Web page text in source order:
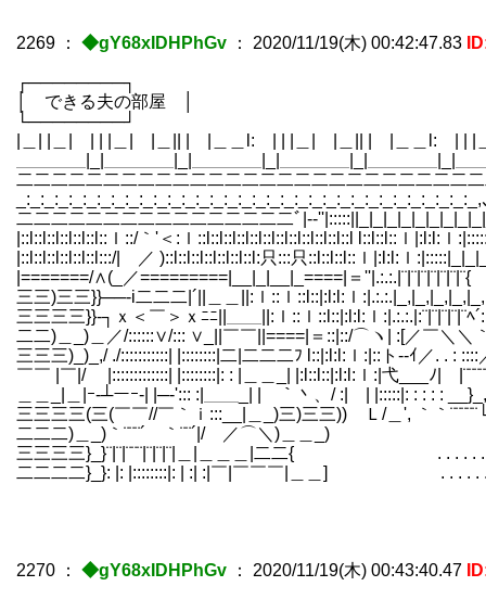
2269 ： ◆gY68xIDHPhGv ： 2020/11/19(木) 00:42:47.83
┌────────┐
│ できる夫の部屋 │
└────────┘
|＿| |＿| | | |＿| |＿|| | |＿＿l: | | |＿| |＿|| | |＿＿l: | |
二二二二二二二二二二二二二二二二二二二二二二二二二
二二二二二二二二二二二二二二二二ﾞ|-
|::l::l::l::l::l::l::ｌ::/｀'＜:ｌ::l::l::l::l::l::l::l::l::l::l::l::l l::l::l::ｌ|:l:l:
|::l::l::l::l::l::l:::/| ／ )::l::l::l::l::l::l::l:只:::只::l::l::l::ｌ|:l:l:ｌ
|=======/∧(_／=========|__|_|__|_====|＝
三三)三三}}──‐i二二二|´||＿＿||:ｌ::ｌ::l::|:l:l:ｌ
三三三三}}‐┐ｘ＜￣＞ｘﾆﾆ||＿＿||:ｌ::ｌ::l::|:l:l:ｌ
二二)＿_)＿／/::::::∨/::: ∨_||￣￣||====|＝::|::/⌒ヽ| :[／￣＼
三三三)_)_,/ ./:::::::::::| |::::::::|二|二二二ﾌ l::|:l:l:ｌ:|::ト--ｲ／. . :
￣￣ |￣|/ |:::::::::::::| |::::::::|: : |＿＿_| |:l::l::|:l:l:ｌ:|弋___ﾉ|￣
＿＿_|＿|ｰ‐┴ーｰ‐| |─‐'::: :|＿＿_| |￣｀丶、/ :| | |:::::|: : : : :
三三三三(三(￣￣//￣｀ｉ:::__|＿_)三)三三)) Ｌ/＿', ｀｀
二二二)＿_)｀¨¨¨´ ｀¨¨´|/ ／⌒＼)＿＿_) . . . . : : : : :
三三三三}_}¨|¨|¨¨¨|¨|¨|¨|＿|＿＿＿|二二{ . . . . . . : : : :
二二二二}_}: |: |::::::::|: | :| :|￣|￣￣￣|＿＿] . . . . . . . . . :
2270 ： ◆gY68xIDHPhGv ： 2020/11/19(木) 00:43:40.47